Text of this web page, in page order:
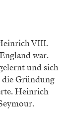
VIII.
war.
und sich
die Gründung
Heinrich